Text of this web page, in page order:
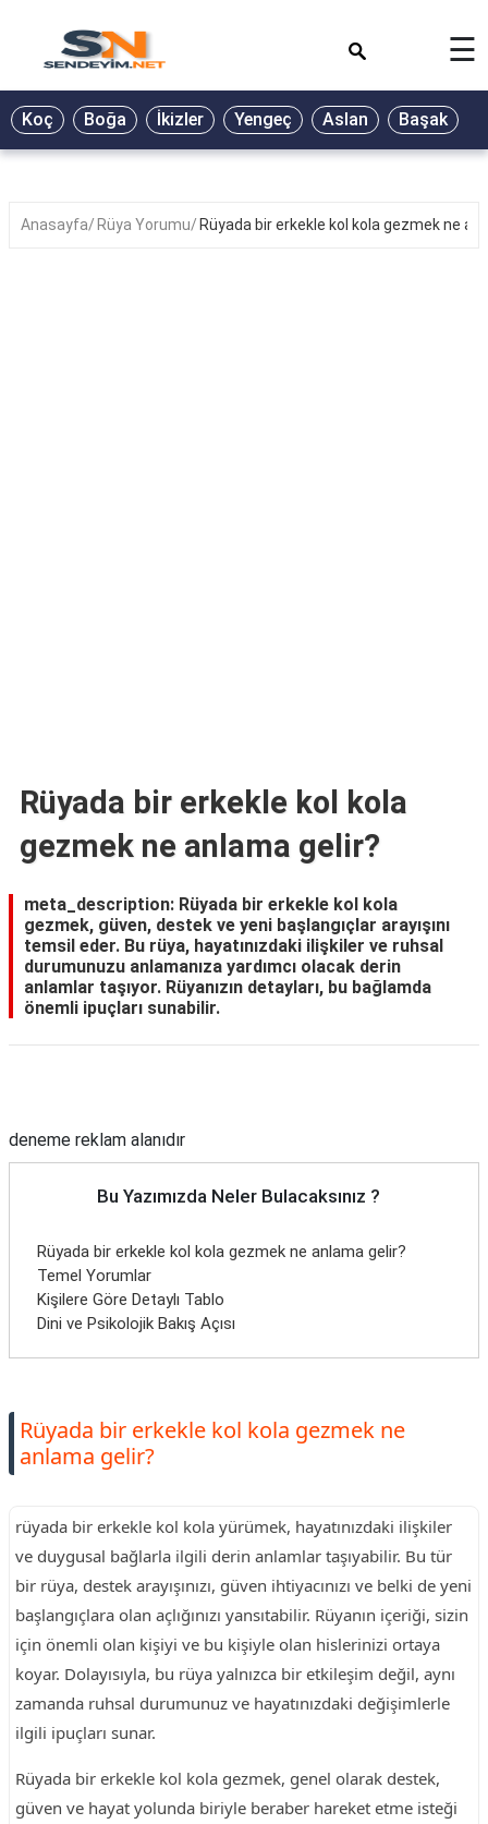
BİYOGRAFİ
GALERİ
☰
Koç Boğa İkizler Yengeç Aslan Başak
Anasayfa Rüya Yorumu Rüyada bir erkekle kol kola gezmek ne
Rüyada bir erkekle kol kola
gezmek ne anlama gelir?
meta_description: Rüyada bir erkekle kol kola
gezmek, güven, destek ve yeni başlangıçlar arayışını
temsil eder. Bu rüya, hayatınızdaki ilişkiler ve ruhsal
durumunuzu anlamanıza yardımcı olacak derin
anlamlar taşıyor. Rüyanızın detayları, bu bağlamda
önemli ipuçları sunabilir.
deneme reklam alanıdır
Bu Yazımızda Neler Bulacaksınız ?
Rüyada bir erkekle kol kola gezmek ne anlama gelir?
Temel Yorumlar
Kişilere Göre Detaylı Tablo
Dini ve Psikolojik Bakış Açısı
Rüyada bir erkekle kol kola gezmek ne
anlama gelir?
rüyada bir erkekle kol kola yürümek, hayatınızdaki ilişkiler
ve duygusal bağlarla ilgili derin anlamlar taşıyabilir. Bu tür
bir rüya, destek arayışınızı, güven ihtiyacınızı ve belki de yeni
başlangıçlara olan açlığınızı yansıtabilir. Rüyanın içeriği, sizin
için önemli olan kişiyi ve bu kişiyle olan hislerinizi ortaya
koyar. Dolayısıyla, bu rüya yalnızca bir etkileşim değil, aynı
zamanda ruhsal durumunuz ve hayatınızdaki değişimlerle
ilgili ipuçları sunar.
Rüyada bir erkekle kol kola gezmek, genel olarak destek,
güven ve hayat yolunda biriyle beraber hareket etme isteği